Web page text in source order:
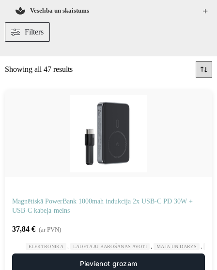
+
Veselība un skaistums
Filters
Showing all 47 results
Magnētiskā PowerBank 1000mah indukcija 2x USB-C PD 30W +
USB-C kabeļa-melns
37,84 € (ar PVN)
ELEKTRONIKA LĀDĒTĀJU BAROŠANAS AVOTI MĀJA UN DĀRZS
Pievienot grozam